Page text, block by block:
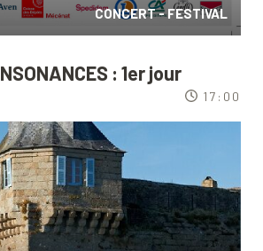
CONCERT - FESTIVAL
: 1er jour
17:00